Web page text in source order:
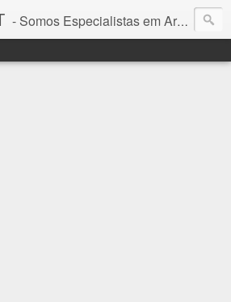
- Somos Especialistas em Araguaia - Mato Grosso